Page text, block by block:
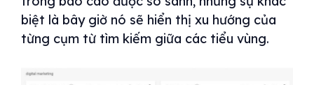
biệt là bây giờ nó sẽ hiển thị xu hướng của
từng cụm từ tìm kiếm giữa các tiểu vùng.